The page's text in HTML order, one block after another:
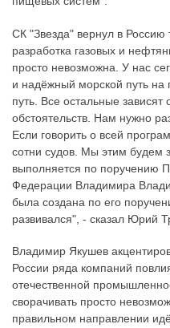
СК "Звезда" вернул в Россию
разработка газовых и
просто невозможна. У нас
и надёжный морской путь на
путь. Все остальные зависят
обстоятельств. Нам нужно
Если говорить о всей
сотни судов. Мы этим будем
выполняется по поручению
Федерации Владимира
была создана по его
развивался", - сказал Юрий
Владимир Якушев
России ряда компаний
отечественной
сворачивать просто
правильном направлении